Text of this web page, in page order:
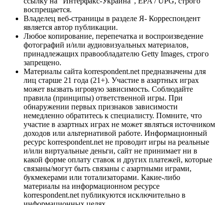
воспрещается.
Владелец веб-страницы в разделе Я- Корреспондент
является автор публикации.
Любое копирование, перепечатка и воспроизведение
фотографий и/или аудиовизуальных материалов,
принадлежащих правообладателю Getty Images, строго
запрещено.
Материалы сайта korrespondent.net предназначены для
лиц старше 21 года (21+). Участие в азартных играх
может вызвать игровую зависимость. Соблюдайте
правила (принципы) ответственной игры. При
обнаружении первых признаков зависимости
немедленно обратитесь к специалисту. Помните, что
участие в азартных играх не может являться источником
доходов или альтернативой работе. Информационный
ресурс korrespondent.net не проводит игры на реальные
и/или виртуальные деньги, сайт не принимает ни в
какой форме оплату ставок и других платежей, которые
связаны/могут быть связаны с азартными играми,
букмекерами или тотализаторами. Какие-либо
материалы на информационном ресурсе
korrespondent.net публикуются исключительно в